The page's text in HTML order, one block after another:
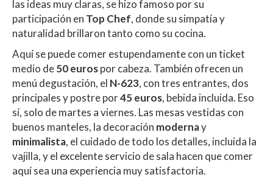
las ideas muy claras, se hizo famoso por su
participación en Top Chef, donde su simpatía y
naturalidad brillaron tanto como su cocina.
Aquí se puede comer estupendamente con un ticket
medio de50 eurospor cabeza. También ofrecen un
menú degustación, el N-623, con tres entrantes, dos
principales y postre por45 euros, bebida incluida. Eso
sí, solo de martes a viernes. Las mesas vestidas con
buenos manteles, la decoración modernay
minimalista, el cuidado de todo los detalles, incluida la
vajilla, y el excelente servicio de sala hacen que comer
aquí sea una experiencia muy satisfactoria.